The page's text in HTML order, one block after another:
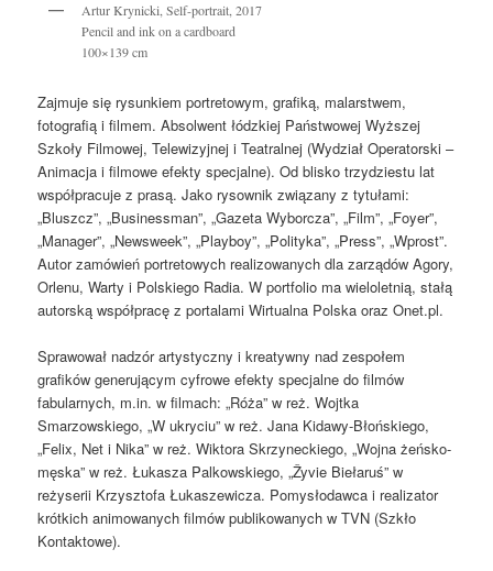
Artur Krynicki, Self-portrait, 2017
Pencil and ink on a cardboard
100×139 cm
Zajmuje się rysunkiem portretowym, grafiką, malarstwem,
fotografią i filmem. Absolwent łódzkiej Państwowej Wyższej
Szkoły Filmowej, Telewizyjnej i Teatralnej (Wydział Operatorski –
Animacja i filmowe efekty specjalne). Od blisko trzydziestu lat
współpracuje z prasą. Jako rysownik związany z tytułami:
„Bluszcz”, „Businessman”, „Gazeta Wyborcza”, „Film”, „Foyer”,
„Manager”, „Newsweek”, „Playboy”, „Polityka”, „Press”, „Wprost”.
Autor zamówień portretowych realizowanych dla zarządów Agory,
Orlenu, Warty i Polskiego Radia. W portfolio ma wieloletnią, stałą
autorską współpracę z portalami Wirtualna Polska oraz Onet.pl.
Sprawował nadzór artystyczny i kreatywny nad zespołem
grafików generującym cyfrowe efekty specjalne do filmów
fabularnych, m.in. w filmach: „Róża” w reż. Wojtka
Smarzowskiego, „W ukryciu” w reż. Jana Kidawy-Błońskiego,
„Felix, Net i Nika” w reż. Wiktora Skrzyneckiego, „Wojna żeńsko-
męska” w reż. Łukasza Palkowskiego, „Žyvie Biełaruś” w
reżyserii Krzysztofa Łukaszewicza. Pomysłodawca i realizator
krótkich animowanych filmów publikowanych w TVN (Szkło
Kontaktowe).